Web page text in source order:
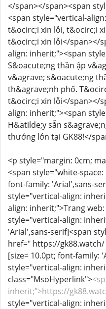
</span></span><span
<span style="vertical-
t&ocirc;i xin lỗi, t&ocirc;i
t&ocirc;i xin lỗi</span></
align: inherit;"><span
S&oacute;ng thần ập
v&agrave; s&oacute;ng
th&agrave;nh phố.
t&ocirc;i xin lỗi</span></
align: inherit;"><span
H&atilde;y sẵn
thưởng lớn tại GK88!</
<p style="margin: 0cm;
<span style="white-
font-family: 'Arial',sans-
style="vertical-align:
align: inherit;">Trang
style="vertical-align:
'Arial',sans-serif]<span
href=" https://
[size= 10.0pt; font-family:
style="vertical-align:
class="MsoHyperlink">
inherit;">https://
style="vertical-align: